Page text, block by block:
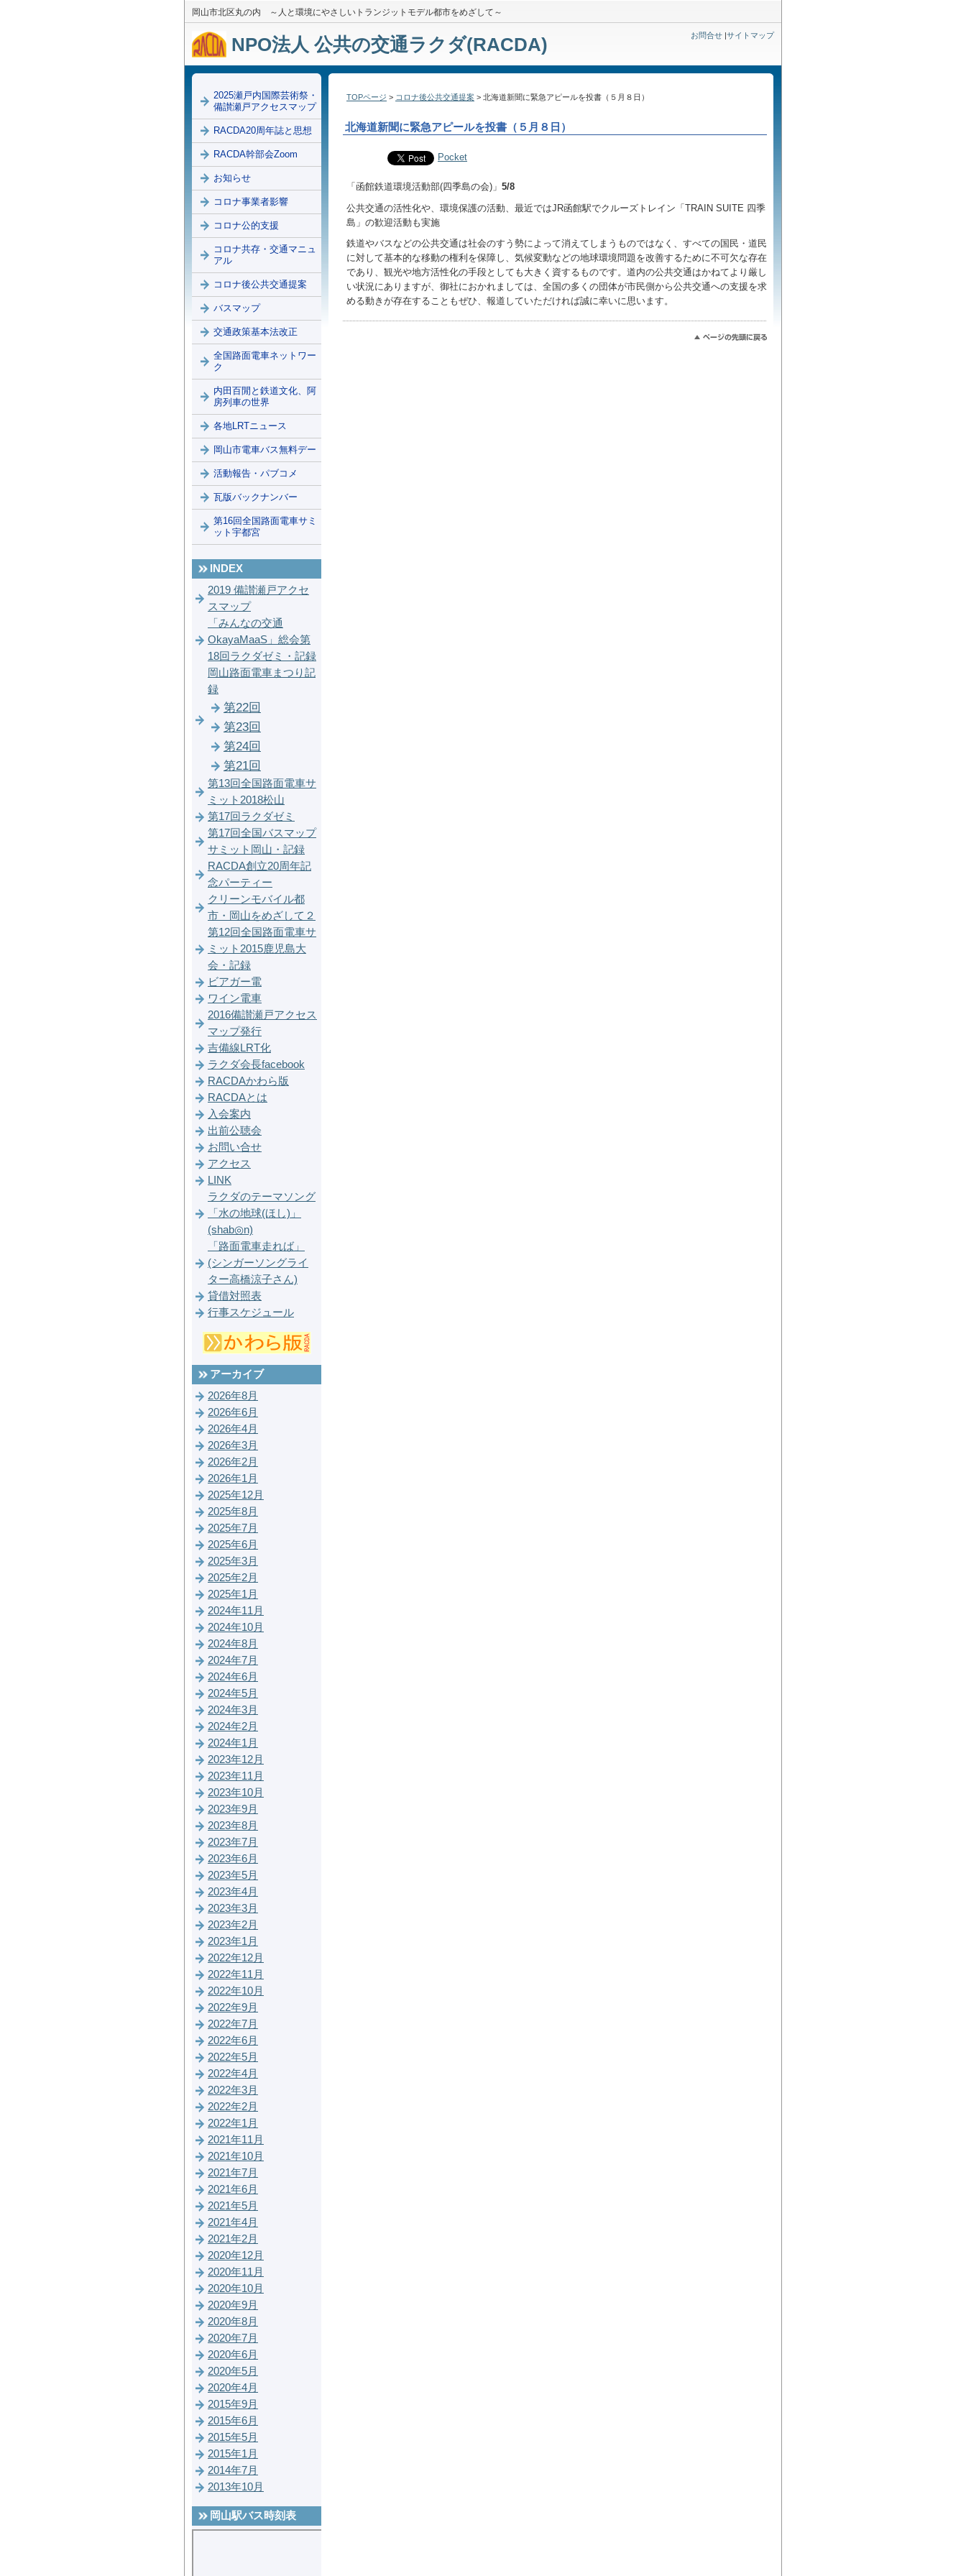
岡山市北区丸の内 ～人と環境にやさしいトランジットモデル都市をめざして～
NPO法人 公共の交通ラクダ(RACDA) お問合せ |サイトマップ
TOPページ > コロナ後公共交通提案 > 北海道新聞に緊急アピールを投書（５月８日）
北海道新聞に緊急アピールを投書（５月８日）
Pocket
「函館鉄道環境活動部(四季島の会)」 5/8
公共交通の活性化や、環境保護の活動、最近ではJR函館駅でクルーズトレイン「TRAIN SUITE 四季
島」の歓迎活動も実施
鉄道やバスなどの公共交通は社会のすう勢によって消えてしまうものではなく、すべての国民・道民
に対して基本的な移動の権利を保障し、気候変動などの地球環境問題を改善するために不可欠な存在
であり、観光や地方活性化の手段としても大きく資するものです。道内の公共交通はかねてより厳し
い状況にありますが、御社におかれましては、全国の多くの団体が市民側から公共交通への支援を求
める動きが存在することもぜひ、報道していただければ誠に幸いに思います。
2025瀬戸内国際芸術祭・
備讃瀬戸アクセスマップ
RACDA20周年誌と思想
RACDA幹部会Zoom
お知らせ
コロナ事業者影響
コロナ公的支援
コロナ共存・交通マニュ
アル
コロナ後公共交通提案
バスマップ
交通政策基本法改正
全国路面電車ネットワー
ク
内田百閒と鉄道文化、阿
房列車の世界
各地LRTニュース
岡山市電車バス無料デー
活動報告・パブコメ
瓦版バックナンバー
第16回全国路面電車サミ
ット宇都宮
INDEX
2019 備讃瀬戸アクセ
スマップ
「みんなの交通
OkayaMaaS」総会第
18回ラクダゼミ・記録
岡山路面電車まつり記
録
第22回
第23回
第24回
第21回
第13回全国路面電車サ
ミット2018松山
第17回ラクダゼミ
第17回全国バスマップ
サミット岡山・記録
RACDA創立20周年記
念パーティー
クリーンモバイル都
市・岡山をめざして２
第12回全国路面電車サ
ミット2015鹿児島大
会・記録
ビアガー電
ワイン電車
2016備讃瀬戸アクセス
マップ発行
吉備線LRT化
ラクダ会長facebook
RACDAかわら版
RACDAとは
入会案内
出前公聴会
お問い合せ
アクセス
LINK
ラクダのテーマソング
「水の地球(ほし)」
(shab◎n)
「路面電車走れば」
(シンガーソングライ
ター高橋涼子さん)
貸借対照表
行事スケジュール
アーカイブ
2026年8月
2026年6月
2026年4月
2026年3月
2026年2月
2026年1月
2025年12月
2025年8月
2025年7月
2025年6月
2025年3月
2025年2月
2025年1月
2024年11月
2024年10月
2024年8月
2024年7月
2024年6月
2024年5月
2024年3月
2024年2月
2024年1月
2023年12月
2023年11月
2023年10月
2023年9月
2023年8月
2023年7月
2023年6月
2023年5月
2023年4月
2023年3月
2023年2月
2023年1月
2022年12月
2022年11月
2022年10月
2022年9月
2022年7月
2022年6月
2022年5月
2022年4月
2022年3月
2022年2月
2022年1月
2021年11月
2021年10月
2021年7月
2021年6月
2021年5月
2021年4月
2021年2月
2020年12月
2020年11月
2020年10月
2020年9月
2020年8月
2020年7月
2020年6月
2020年5月
2020年4月
2015年9月
2015年6月
2015年5月
2015年1月
2014年7月
2013年10月
岡山駅バス時刻表